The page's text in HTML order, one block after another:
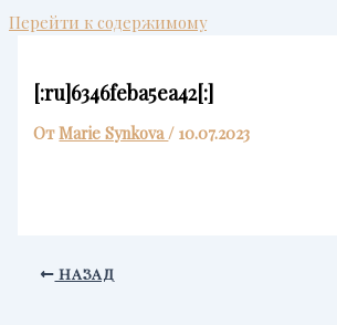
Перейти к содержимому
[:ru]6346feba5ea42[:]
ОтMarie Synkova / 10.07.2023
НАЗАД